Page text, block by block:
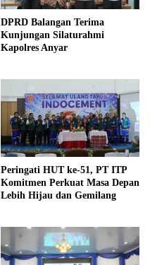
DPRD Balangan Terima
Kunjungan Silaturahmi
Kapolres Anyar
Peringati HUT ke-51, PT ITP
Komitmen Perkuat Masa Depan
Lebih Hijau dan Gemilang